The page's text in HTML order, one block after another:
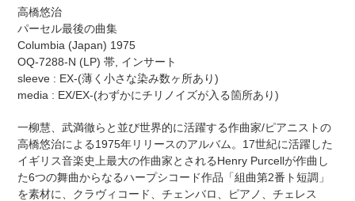
手
続
き
時
に
計
さ
れ
ま
す
コ
カ
ー
ト
に
商
品
追
加
す
る
高橋悠治
パーセル最後の曲集
Columbia (Japan) 1975
OQ-7288-N (LP) 帯, インサート
sleeve : EX-(薄く小さな染み数ヶ所あり)
media : EX/EX-(わずかにチリノイズが入る箇所あり)
一柳慧、武満徹らと並び世界的に活躍する作曲家/ピアニストの
高橋悠治による1975年リリースのアルバム。17世紀に活躍した
イギリス音楽史上最大の作曲家とされるHenry Purcellが作曲し
た6つの舞曲からなるハープシコード作品「組曲第2番ト短調」
を素材に、クラヴィコード、チェンバロ、ピアノ、チェレス